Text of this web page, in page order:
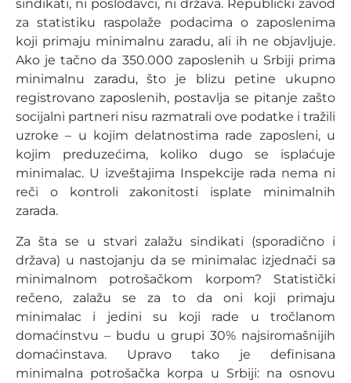
sindikati, ni poslodavci, ni država. Republički zavod
za statistiku raspolaže podacima o zaposlenima
koji primaju minimalnu zaradu, ali ih ne objavljuje.
Ako je tačno da 350.000 zaposlenih u Srbiji prima
minimalnu zaradu, što je blizu petine ukupno
registrovano zaposlenih, postavlja se pitanje zašto
socijalni partneri nisu razmatrali ove podatke i tražili
uzroke – u kojim delatnostima rade zaposleni, u
kojim preduzećima, koliko dugo se isplaćuje
minimalac. U izveštajima Inspekcije rada nema ni
reči o kontroli zakonitosti isplate minimalnih
zarada.
Za šta se u stvari zalažu sindikati (sporadično i
država) u nastojanju da se minimalac izjednači sa
minimalnom potrošačkom korpom? Statistički
rečeno, zalažu se za to da oni koji primaju
minimalac i jedini su koji rade u tročlanom
domaćinstvu – budu u grupi 30% najsiromašnijih
domaćinstava. Upravo tako je definisana
minimalna potrošačka korpa u Srbiji: na osnovu